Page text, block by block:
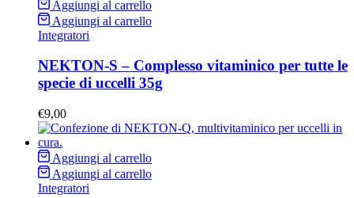
Aggiungi al carrello
Aggiungi al carrello
Integratori
NEKTON-S – Complesso vitaminico per tutte le
specie di uccelli 35g
€9,00
Aggiungi al carrello
Aggiungi al carrello
Integratori